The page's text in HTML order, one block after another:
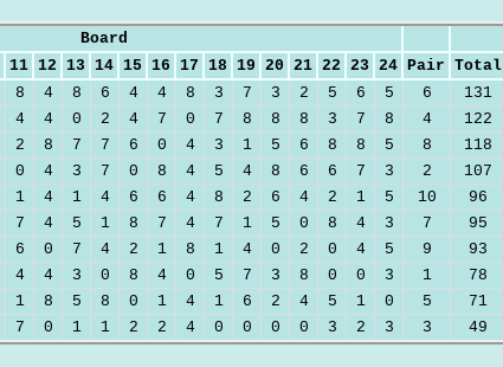
Board
11 12 13 14 15 16 17 18 19 20 21 22 23 24 Pair Total
8 4 8 6 4 4 8 3 7 3 2 5 6 5 6
131
4 4 0 2 4 7 0 7 8 8 8 3 7 8 4
122
2 8 7 7 6 0 4 3 1 5 6 8 8 5 8
118
0 4 3 7 0 8 4 5 4 8 6 6 7 3 2
107
1 4 1 4 6 6 4 8 2 6 4 2 1 5 10
96
7 4 5 1 8 7 4 7 1 5 0 8 4 3 7
95
6 0 7 4 2 1 8 1 4 0 2 0 4 5 9
93
4 4 3 0 8 4 0 5 7 3 8 0 0 3 1
78
1 8 5 8 0 1 4 1 6 2 4 5 1 0 5
71
7 0 1 1 2 2 4 0 0 0 0 3 2 3 3 49